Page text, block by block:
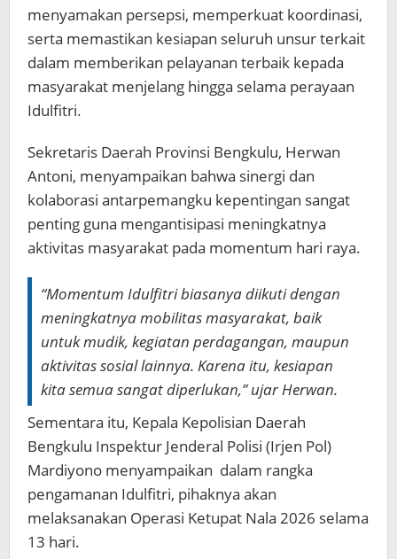
menyamakan persepsi, memperkuat koordinasi,
serta memastikan kesiapan seluruh unsur terkait
dalam memberikan pelayanan terbaik kepada
masyarakat menjelang hingga selama perayaan
Idulfitri.
Sekretaris Daerah Provinsi Bengkulu, Herwan
Antoni, menyampaikan bahwa sinergi dan
kolaborasi antarpemangku kepentingan sangat
penting guna mengantisipasi meningkatnya
aktivitas masyarakat pada momentum hari raya.
“Momentum Idulfitri biasanya diikuti dengan
meningkatnya mobilitas masyarakat, baik
untuk mudik, kegiatan perdagangan, maupun
aktivitas sosial lainnya. Karena itu, kesiapan
kita semua sangat diperlukan,” ujar Herwan.
Sementara itu, Kepala Kepolisian Daerah
Bengkulu Inspektur Jenderal Polisi (Irjen Pol)
Mardiyono menyampaikan dalam rangka
pengamanan Idulfitri, pihaknya akan
melaksanakan Operasi Ketupat Nala 2026 selama
13 hari.